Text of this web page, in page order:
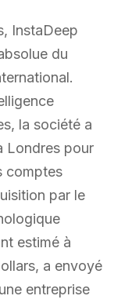
InstaDeep
du
la société a
Londres pour
comptes
par le
estimé à
a envoyé
entreprise